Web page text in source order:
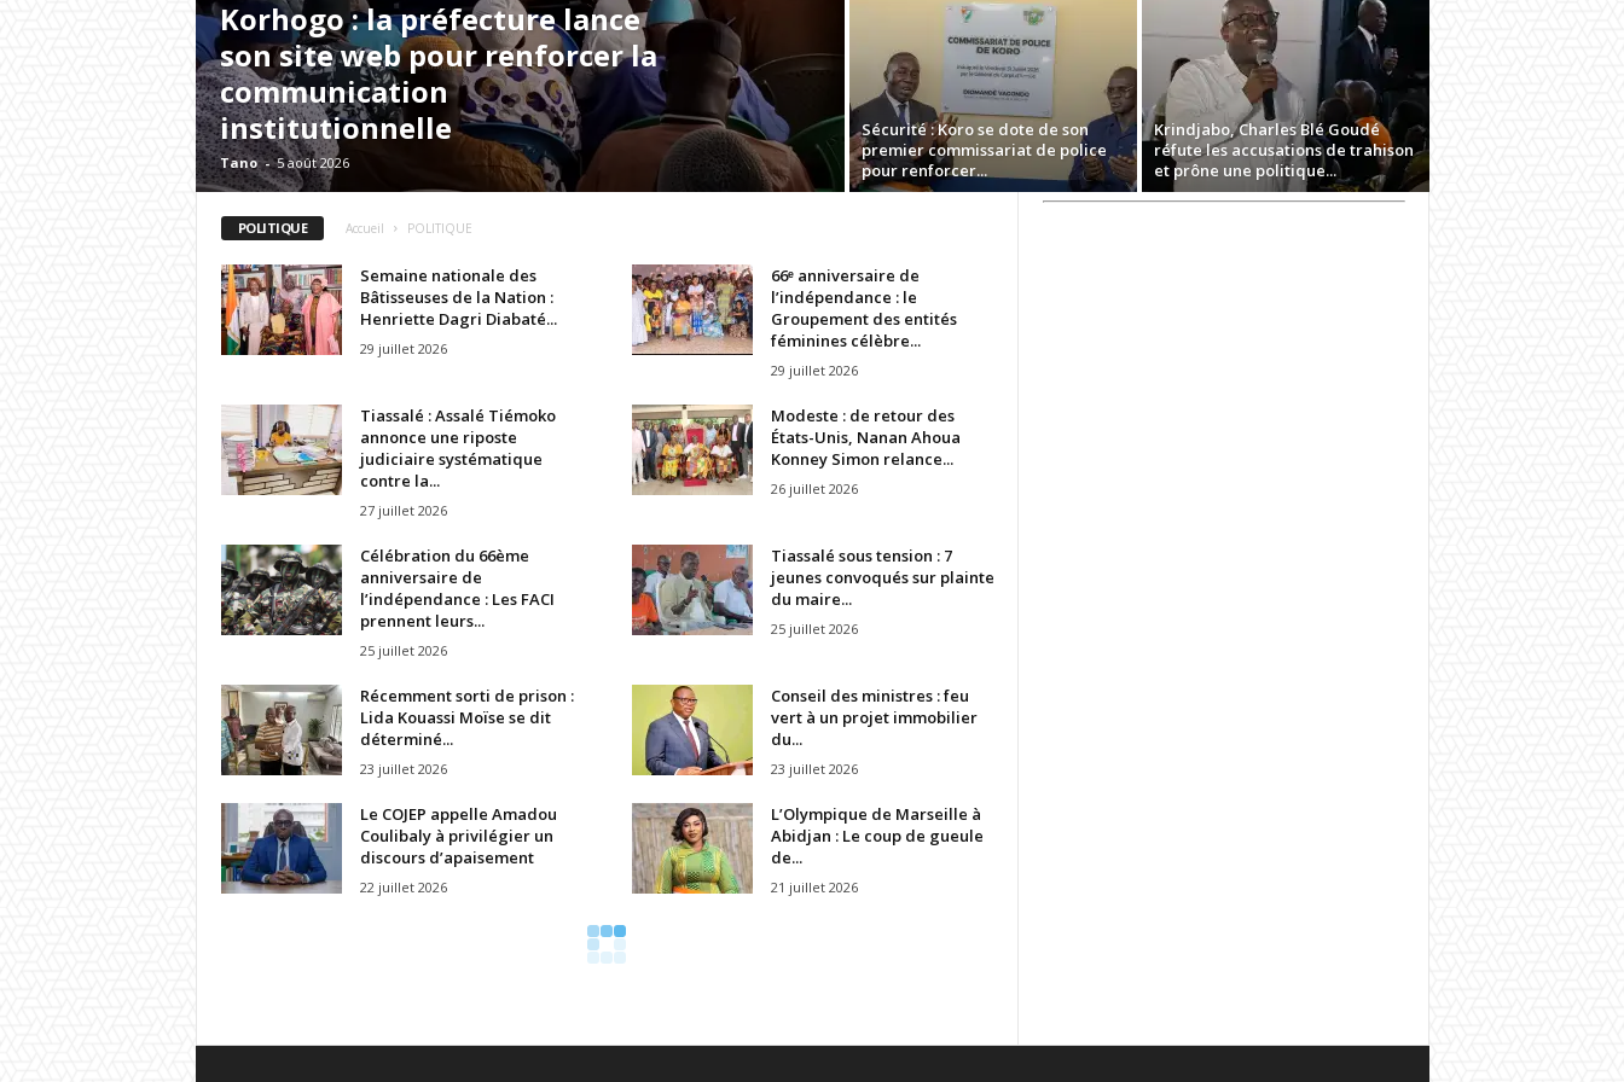
Korhogo : la préfecture lance
son site web pour renforcer la
communication
institutionnelle
Tano - 5 août 2026
Sécurité : Koro se dote de son
premier commissariat de police
pour renforcer...
Krindjabo, Charles Blé Goudé
réfute les accusations de trahison
et prône une politique...
POLITIQUE Accueil POLITIQUE
Semaine nationale des
Bâtisseuses de la Nation :
Henriette Dagri Diabaté...
29 juillet 2026
66ᵉ anniversaire de
l’indépendance : le
Groupement des entités
féminines célèbre...
29 juillet 2026
Tiassalé : Assalé Tiémoko
annonce une riposte
judiciaire systématique
contre la...
27 juillet 2026
Modeste : de retour des
États-Unis, Nanan Ahoua
Konney Simon relance...
26 juillet 2026
Célébration du 66ème
anniversaire de
l’indépendance : Les FACI
prennent leurs...
25 juillet 2026
Tiassalé sous tension : 7
jeunes convoqués sur plainte
du maire...
25 juillet 2026
Récemment sorti de prison :
Lida Kouassi Moïse se dit
déterminé...
23 juillet 2026
Conseil des ministres : feu
vert à un projet immobilier
du...
23 juillet 2026
Le COJEP appelle Amadou
Coulibaly à privilégier un
discours d’apaisement
22 juillet 2026
L’Olympique de Marseille à
Abidjan : Le coup de gueule
de...
21 juillet 2026